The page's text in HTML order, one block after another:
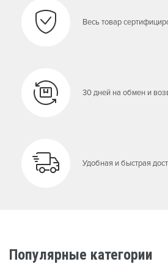
Весь товар
30 дней на обмен и
Удобная и быстрая
Популярные категории